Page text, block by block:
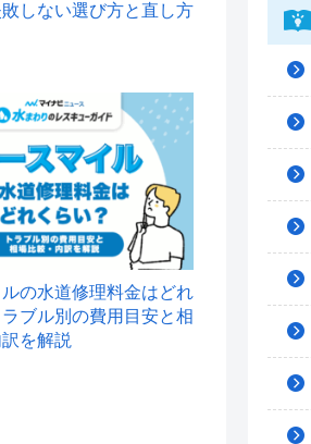
しない選び方と直し方
の水道修理料金はどれ
ブル別の費用目安と相
を解説